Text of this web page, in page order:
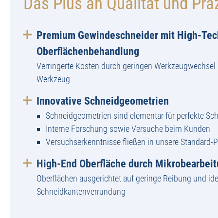
Premium Gewindeschneider mit High-
Oberflächenbehandlung
Verringerte Kosten durch geringen
Werkzeug
Innovative Schneidgeometrien
Schneidgeometrien sind elementar für perfekte
Interne Forschung sowie Versuche beim Kunden
Versuchserkenntnisse fließen in unsere Standard-
High-End Oberfläche durch
Oberflächen ausgerichtet auf geringe Reibung und
Schneidkantenverrundung